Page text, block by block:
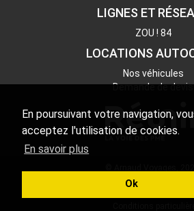
En poursuivant votre navigation,
acceptez l'utilisation de cookies.
En savoir plus
Ok
LIGNES ET
ZOU ! 84
LOCATIONS
Nos véhicules
Demande de devis
Assurances